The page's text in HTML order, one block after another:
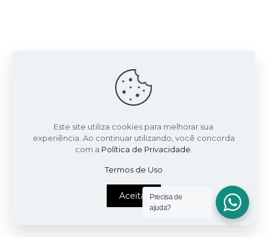
Este site utiliza cookies para melhorar sua
experiência. Ao continuar utilizando, você concorda
com a Política de Privacidade
Termos de Uso
Aceitar
Precisa de
ajuda?